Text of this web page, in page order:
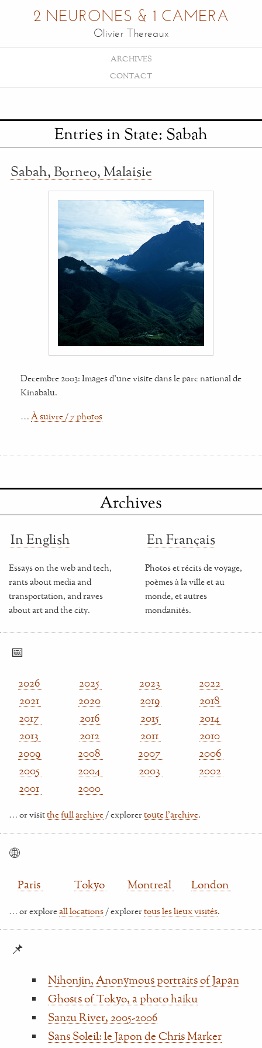
2 NEURONES & 1 CAMERA
Olivier Thereaux
ARCHIVES
CONTACT
Entries in State: Sabah
Sabah, Borneo, Malaisie
Decembre 2003: Images d'une visite dans le parc national de
Kinabalu.
… À suivre / 7 photos
Archives
In English
Essays on the web and tech,
rants about media and
transportation, and raves
about art and the city.
En Français
Photos et récits de voyage,
poèmes à la ville et au
monde, et autres
mondanités.
📅
2026 2025 2023
2022
2021
2020 2019
2018
2017
2016 2015
2014
2013
2012 2011
2010
2009
2008 2007
2006
2005
2004 2003
2002
2001
2000
… or visitthe full archive / explorertoute l'archive.
🌐
Paris Tokyo Montreal London
… or exploreall locations / explorertous les lieux visités.
📌
Nihonjin, Anonymous portraits of Japan
Ghosts of Tokyo, a photo haiku
Sanzu River, 2005-2006
Sans Soleil: le Japon de Chris Marker